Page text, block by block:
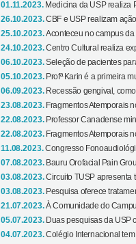
01.11.2023. Medicina da USP realiza
26.10.2023.CBF e USP realizam
25.10.2023.Aconteceu no campus da
24.10.2023.Centro Cultural realiza
06.10.2023.Seleção de pacientes
05.10.2023. Profª Karin é a primeira
06.09.2023. Recessão gengival,
23.08.2023. Fragmentos Atemporais
22.08.2023. Professor Canadense
22.08.2023. Fragmentos Atemporais
11.08.2023.Congresso
07.08.2023. Bauru Orofacial Pain
03.08.2023.Circuito TUSP apresenta
03.08.2023. Pesquisa oferece
21.07.2023.À Comunidade do
05.07.2023. Duas pesquisas da USP
04.07.2023.Colégio Internacional